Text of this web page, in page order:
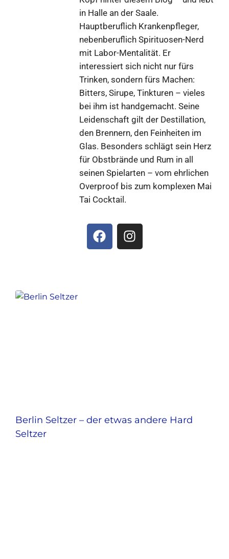
in Halle an der Saale.
Hauptberuflich Krankenpfleger,
nebenberuflich Spirituosen-Nerd
mit Labor-Mentalität. Er
interessiert sich nicht nur fürs
Trinken, sondern fürs Machen:
Bitters, Sirupe, Tinkturen – vieles
bei ihm ist handgemacht. Seine
Leidenschaft gilt der Destillation,
den Brennern, den Feinheiten im
Glas. Besonders schlägt sein Herz
für Obstbrände und Rum in all
seinen Spielarten – vom ehrlichen
Overproof bis zum komplexen Mai
Tai Cocktail.
Berlin Seltzer – der etwas andere Hard
Seltzer